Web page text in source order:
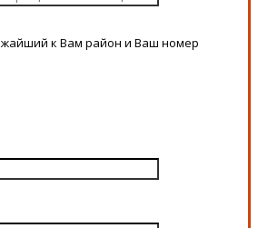
к Вам район и Ваш номер